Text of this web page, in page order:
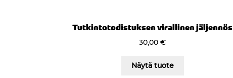
Tutkintotodistuksen virallinen jäljennös
30,00€
Näytä tuote